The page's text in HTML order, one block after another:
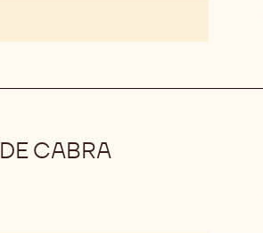
CABRA